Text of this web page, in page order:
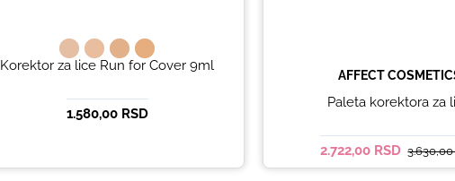
Korektor za lice Run for Cover 9ml
1.580,00 RSD
AFFECT
Paleta korektora za
2.722,00 RSD 3.630,00